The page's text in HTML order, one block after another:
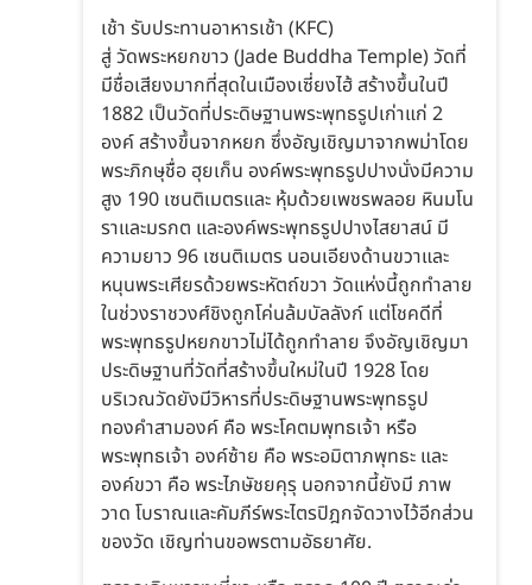
เช้า รับประทานอาหารเช้า (KFC)
สู่ วัดพระหยกขาว (Jade Buddha Temple) วัดที่
มีชื่อเสียงมากที่สุดในเมืองเซี่ยงไฮ้ สร้างขึ้นในปี
1882 เป็นวัดที่ประดิษฐานพระพุทธรูปเก่าแก่ 2
องค์ สร้างขึ้นจากหยก ซึ่งอัญเชิญมาจากพม่าโดย
พระภิกษุชื่อ ฮุยเก็น องค์พระพุทธรูปปางนั่งมีความ
สูง 190 เซนติเมตรและ หุ้มด้วยเพชรพลอย หินมโน
ราและมรกต และองค์พระพุทธรูปปางไสยาสน์ มี
ความยาว 96 เซนติเมตร นอนเอียงด้านขวาและ
หนุนพระเศียรด้วยพระหัตถ์ขวา วัดแห่งนี้ถูกทำลาย
ในช่วงราชวงศ์ชิงถูกโค่นล้มบัลลังก์ แต่โชคดีที่
พระพุทธรูปหยกขาวไม่ได้ถูกทำลาย จึงอัญเชิญมา
ประดิษฐานที่วัดที่สร้างขึ้นใหม่ในปี 1928 โดย
บริเวณวัดยังมีวิหารที่ประดิษฐานพระพุทธรูป
ทองคำสามองค์ คือ พระโคตมพุทธเจ้า หรือ
พระพุทธเจ้า องค์ซ้าย คือ พระอมิตาภพุทธะ และ
องค์ขวา คือ พระไภษัชยคุรุ นอกจากนี้ยังมี ภาพ
วาด โบราณและคัมภีร์พระไตรปิฎกจัดวางไว้อีกส่วน
ของวัด เชิญท่านขอพรตามอัธยาศัย.